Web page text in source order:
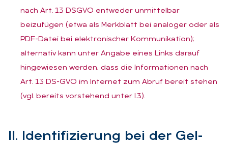
nach Art. 13 DSGVO entweder unmittelbar
beizufügen (etwa als Merkblatt bei analoger oder als
PDF-Datei bei elektronischer Kommunikation);
alternativ kann unter Angabe eines Links darauf
hingewiesen werden, dass die Informationen nach
Art. 13 DS-GVO im Internet zum Abruf bereit stehen
(vgl. bereits vorstehend unter I.3).
II. Iden­ti­fi­zie­rung bei der Gel­